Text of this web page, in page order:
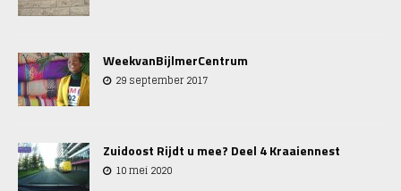
WeekvanBijlmerCentrum
29 september 2017
Zuidoost Rijdt u mee? Deel 4 Kraaiennest
10 mei 2020